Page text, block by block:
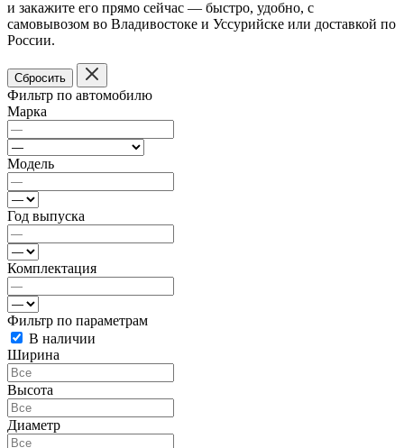
и закажите его прямо сейчас — быстро, удобно, с
самовывозом во Владивостоке и Уссурийске или доставкой по
России.
Сбросить
Фильтр по автомобилю
Марка
Модель
Год выпуска
Комплектация
Фильтр по параметрам
В наличии
Ширина
Высота
Диаметр